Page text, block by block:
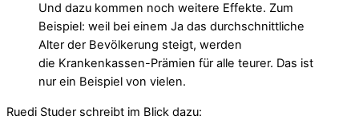
Und dazu kommen noch weitere Effekte. Zum
Beispiel: weil bei einem Ja das durchschnittliche
Alter der Bevölkerung steigt, werden
die Krankenkassen-Prämien für alle teurer. Das ist
nur ein Beispiel von vielen.
Ruedi Studer schreibt im Blick dazu: